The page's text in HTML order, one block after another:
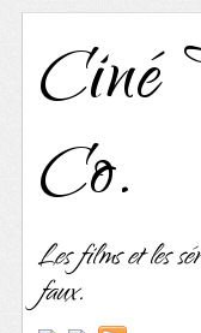
Ciné
Co.
Les films et les
faux.